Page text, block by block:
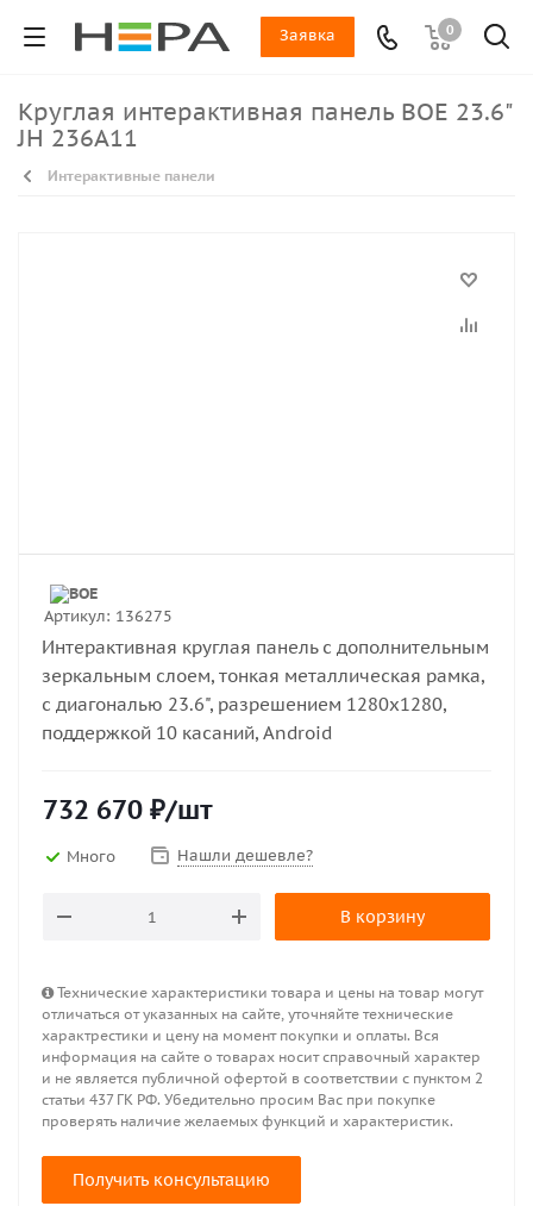
0
Заявка
Круглая интерактивная панель BOE 23.6"
JH 236A11
Интерактивные панели
Артикул: 136275
Интерактивная круглая панель с дополнительным
зеркальным слоем, тонкая металлическая рамка,
с диагональю 23.6", разрешением 1280х1280,
поддержкой 10 касаний, Android
732 670 ₽/шт
Много Нашли дешевле?
В корзину
Технические характеристики товара и цены на товар могут
отличаться от указанных на сайте, уточняйте технические
характрестики и цену на момент покупки и оплаты. Вся
информация на сайте о товарах носит справочный характер
и не является публичной офертой в соответствии с пунктом 2
статьи 437 ГК РФ. Убедительно просим Вас при покупке
проверять наличие желаемых функций и характеристик.
Получить консультацию